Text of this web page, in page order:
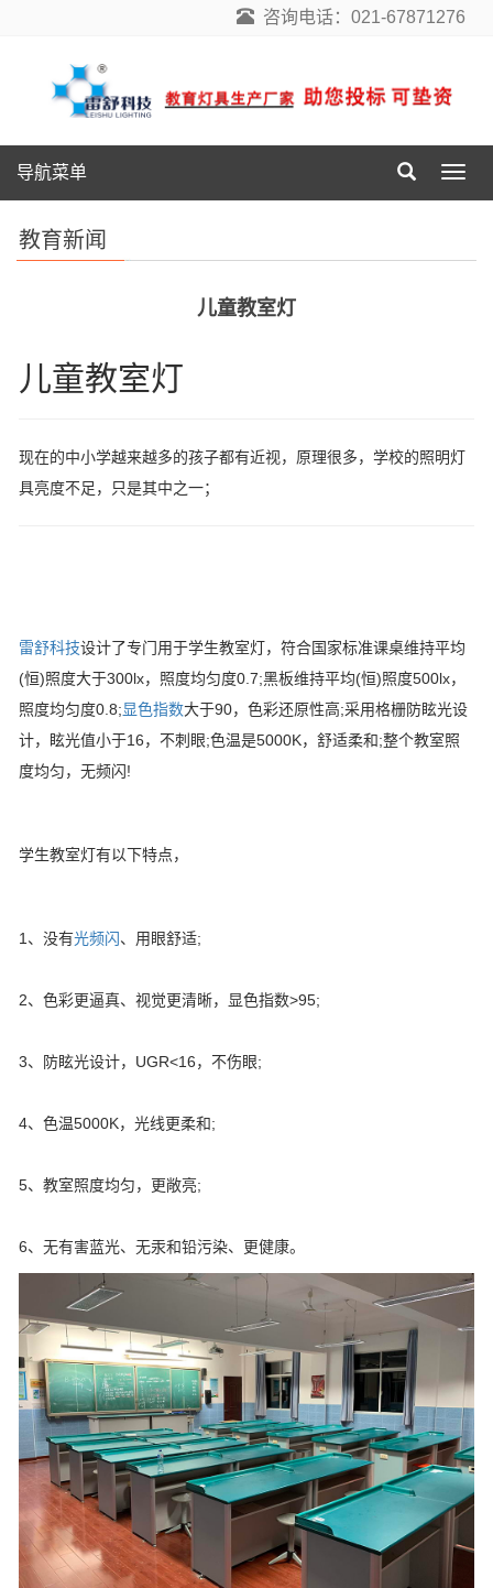
咨询电话：021-67871276
导
航
导航菜单
教育新闻
儿童教室灯
儿童教室灯
现在的中小学越来越多的孩子都有近视，原理很多，学校的照明灯
具亮度不足，只是其中之一；
雷舒科技设计了专门用于学生教室灯，符合国家标准课桌维持平均
(恒)照度大于300lx，照度均匀度0.7;黑板维持平均(恒)照度500lx，
照度均匀度0.8;显色指数大于90，色彩还原性高;采用格栅防眩光设
计，眩光值小于16，不刺眼;色温是5000K，舒适柔和;整个教室照
度均匀，无频闪!
学生教室灯有以下特点，
1、没有光频闪、用眼舒适;
2、色彩更逼真、视觉更清晰，显色指数>95;
3、防眩光设计，UGR<16，不伤眼;
4、色温5000K，光线更柔和;
5、教室照度均匀，更敞亮;
6、无有害蓝光、无汞和铅污染、更健康。